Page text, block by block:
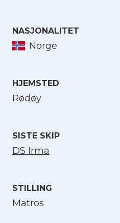
NASJONALITET
Norge
HJEMSTED
Rødøy
SISTE SKIP
DS Irma
STILLING
Matros
Velg språk
Norsk bokmål